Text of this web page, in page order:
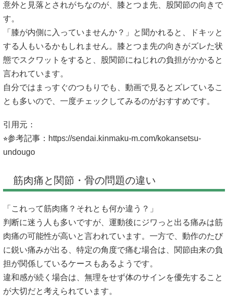
意外と見落とされがちなのが、膝とつま先、股関節の向きで
す。
「膝が内側に入っていませんか？」と聞かれると、ドキッと
する人もいるかもしれません。膝とつま先の向きがズレた状
態でスクワットをすると、股関節にねじれの負担がかかると
言われています。
自分ではまっすぐのつもりでも、動画で見るとズレているこ
とも多いので、一度チェックしてみるのがおすすめです。
引用元：
⭐︎参考記事： https://sendai.kinmaku-m.com/kokansetsu-
undougo
筋肉痛と関節・骨の問題の違い
「これって筋肉痛？それとも何か違う？」
判断に迷う人も多いですが、運動後にジワっと出る痛みは筋
肉痛の可能性が高いと言われています。一方で、動作のたび
に鋭い痛みが出る、特定の角度で痛む場合は、関節由来の負
担が関係しているケースもあるようです。
違和感が続く場合は、無理をせず体のサインを優先すること
が大切だと考えられています。